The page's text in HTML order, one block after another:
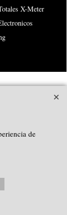
X-Meter
de